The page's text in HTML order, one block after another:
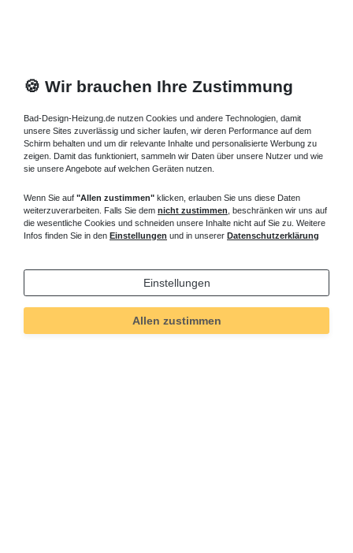
🍪 Wir brauchen Ihre Zustimmung
Bad-Design-Heizung.de nutzen Cookies und andere Technologien, damit
unsere Sites zuverlässig und sicher laufen, wir deren Performance auf dem
Schirm behalten und um dir relevante Inhalte und personalisierte Werbung zu
zeigen. Damit das funktioniert, sammeln wir Daten über unsere Nutzer und wie
sie unsere Angebote auf welchen Geräten nutzen.
Wenn Sie auf "Allen zustimmen" klicken, erlauben Sie uns diese Daten
weiterzuverarbeiten. Falls Sie dem nicht zustimmen , beschränken wir uns auf
die wesentliche Cookies und schneiden unsere Inhalte nicht auf Sie zu. Weitere
Infos finden Sie in den Einstellungen und in unserer Datenschutzerklärung
Einstellungen
Allen zustimmen